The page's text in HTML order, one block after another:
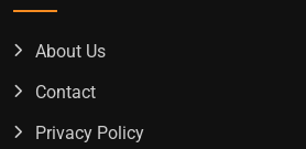
About Us
Contact
Privacy Policy